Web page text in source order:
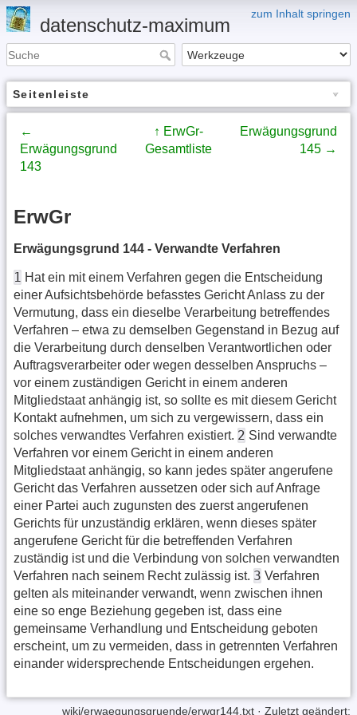
zum Inhalt springen
datenschutz-maximum
Seitenleiste
←
Erwägungsgrund
143
↑ ErwGr-
Gesamtliste
Erwägungsgrund
145 →
ErwGr
Erwägungsgrund 144 - Verwandte Verfahren
1 Hat ein mit einem Verfahren gegen die Entscheidung
einer Aufsichtsbehörde befasstes Gericht Anlass zu der
Vermutung, dass ein dieselbe Verarbeitung betreffendes
Verfahren – etwa zu demselben Gegenstand in Bezug auf
die Verarbeitung durch denselben Verantwortlichen oder
Auftragsverarbeiter oder wegen desselben Anspruchs –
vor einem zuständigen Gericht in einem anderen
Mitgliedstaat anhängig ist, so sollte es mit diesem Gericht
Kontakt aufnehmen, um sich zu vergewissern, dass ein
solches verwandtes Verfahren existiert. 2 Sind verwandte
Verfahren vor einem Gericht in einem anderen
Mitgliedstaat anhängig, so kann jedes später angerufene
Gericht das Verfahren aussetzen oder sich auf Anfrage
einer Partei auch zugunsten des zuerst angerufenen
Gerichts für unzuständig erklären, wenn dieses später
angerufene Gericht für die betreffenden Verfahren
zuständig ist und die Verbindung von solchen verwandten
Verfahren nach seinem Recht zulässig ist. 3 Verfahren
gelten als miteinander verwandt, wenn zwischen ihnen
eine so enge Beziehung gegeben ist, dass eine
gemeinsame Verhandlung und Entscheidung geboten
erscheint, um zu vermeiden, dass in getrennten Verfahren
einander widersprechende Entscheidungen ergehen.
wiki/erwaegungsgruende/erwgr144.txt · Zuletzt geändert: